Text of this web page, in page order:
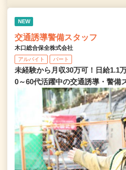
NEW
交通誘導警備スタッフ
木口総合保全株式会社
アルバイト パート
未経験から月収30万可！日給1.1
0～60代活躍中の交通誘導・警備